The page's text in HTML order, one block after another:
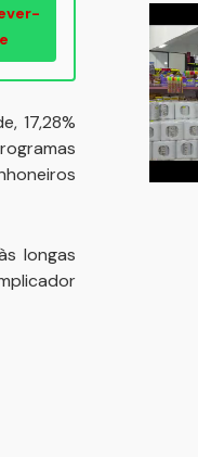
17,28%
longas